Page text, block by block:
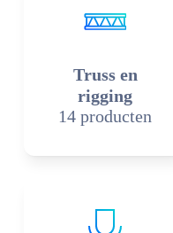
Truss en
rigging
14 producten